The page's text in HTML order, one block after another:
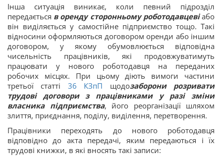
Інша ситуація виникає, коли певний підрозділ
передається в оренду сторонньому роботодавцевіабо
він виділяється у самостійне підприємство тощо. Такі
відносини оформляються договором оренди або іншим
договором, у якому обумовлюється відповідна
чисельність працівників, які продовжуватимуть
працювати у нового роботодавця на переданих
робочих місцях. При цьому діють вимоги частини
третьої статті 36 КЗпП щодозаборони розривати
трудові договори з працівниками у разі зміни
власника підприємства, його реорганізації шляхом
злиття, приєднання, поділу, виділення, перетворення.
Працівники переходять до нового роботодавця
відповідно до акта передачі, яким передаються і їх
трудові книжки, в які вносять такі записи: